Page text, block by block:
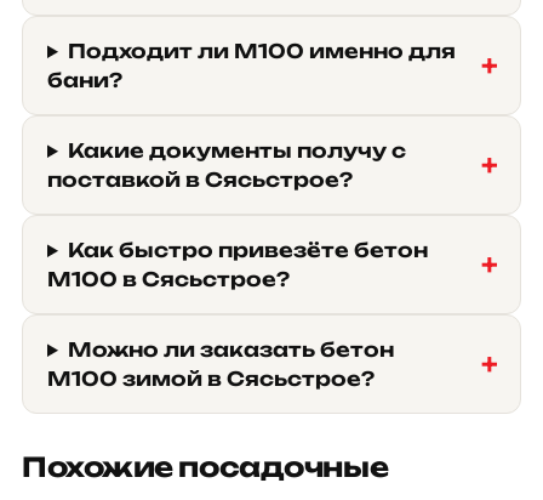
Подходит ли М100 именно для
бани?
Какие документы получу с
поставкой в Сясьстрое?
Как быстро привезёте бетон
М100 в Сясьстрое?
Можно ли заказать бетон
М100 зимой в Сясьстрое?
Похожие посадочные